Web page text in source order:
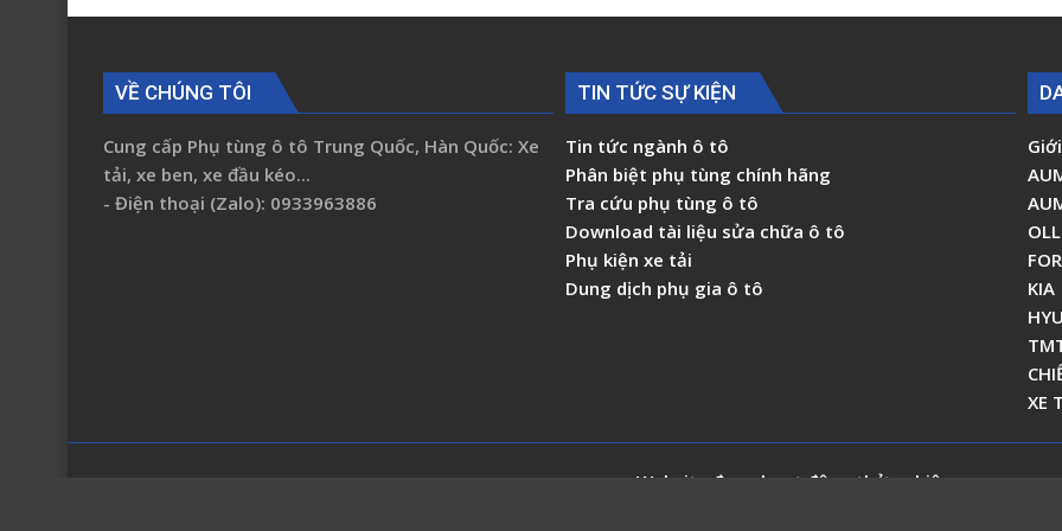
VỀ CHÚNG TÔI
Cung cấp Phụ tùng ô tô Trung Quốc, Hàn Quốc: Xe
tải, xe ben, xe đầu kéo...
- Điện thoại (Zalo): 0933963886
TIN TỨC SỰ KIỆN
Tin tức ngành ô tô
Phân biệt phụ tùng chính hãng
Tra cứu phụ tùng ô tô
Download tài liệu sửa chữa ô tô
Phụ kiện xe tải
Dung dịch phụ gia ô tô
KIA
XE
Website đang hoạt động thử nghiệm